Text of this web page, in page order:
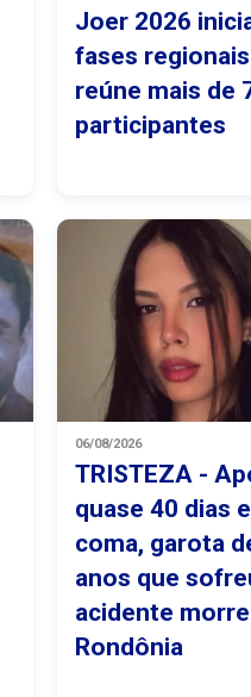
Joer 2026
fases
reúne mais de
participantes
06/08/2026
TRISTEZA -
quase 40 dias
coma, garota
anos que
acidente
Rondônia